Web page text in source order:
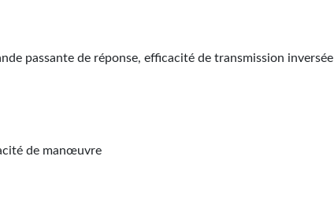
passante de réponse, efficacité de transmission inversée
de manœuvre